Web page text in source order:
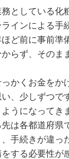
としている化
インによる手
ど前に事前準
らず、そのま
かくお金をか
、少しずつで
うになってき
は各都道府県
手続きが違っ
する必要性が